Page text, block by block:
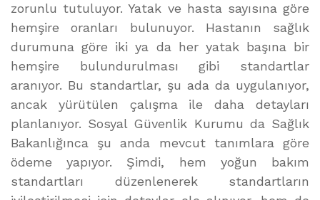
zorunlu tutuluyor. Yatak ve hasta sayısına göre
hemşire oranları bulunuyor. Hastanın sağlık
durumuna göre iki ya da her yatak başına bir
hemşire bulundurulması gibi standartlar
aranıyor. Bu standartlar, şu ada da uygulanıyor,
ancak yürütülen çalışma ile daha detayları
planlanıyor. Sosyal Güvenlik Kurumu da Sağlık
Bakanlığınca şu anda mevcut tanımlara göre
ödeme yapıyor. Şimdi, hem yoğun bakım
standartları düzenlenerek standartların